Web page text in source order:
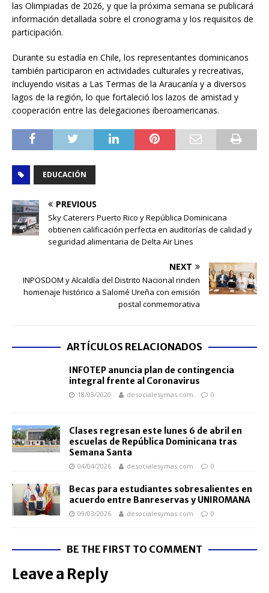
las Olimpiadas de 2026, y que la próxima semana se publicará
información detallada sobre el cronograma y los requisitos de
participación.
Durante su estadía en Chile, los representantes dominicanos
también participaron en actividades culturales y recreativas,
incluyendo visitas a Las Termas de la Araucanía y a diversos
lagos de la región, lo que fortaleció los lazos de amistad y
cooperación entre las delegaciones iberoamericanas.
EDUCACIÓN
PREVIOUS
Sky Caterers Puerto Rico y República Dominicana
obtienen calificación perfecta en auditorías de calidad y
seguridad alimentaria de Delta Air Lines
NEXT
INPOSDOM y Alcaldía del Distrito Nacional rinden
homenaje histórico a Salomé Ureña con emisión
postal conmemorativa
ARTÍCULOS RELACIONADOS
INFOTEP anuncia plan de contingencia
integral frente al Coronavirus
18/03/2020 desocialesymas.com 0
Clases regresan este lunes 6 de abril en
escuelas de República Dominicana tras
Semana Santa
04/04/2026 desocialesymas.com 0
Becas para estudiantes sobresalientes en
acuerdo entre Banreservas y UNIROMANA
09/03/2026 desocialesymas.com 0
BE THE FIRST TO COMMENT
Leave a Reply